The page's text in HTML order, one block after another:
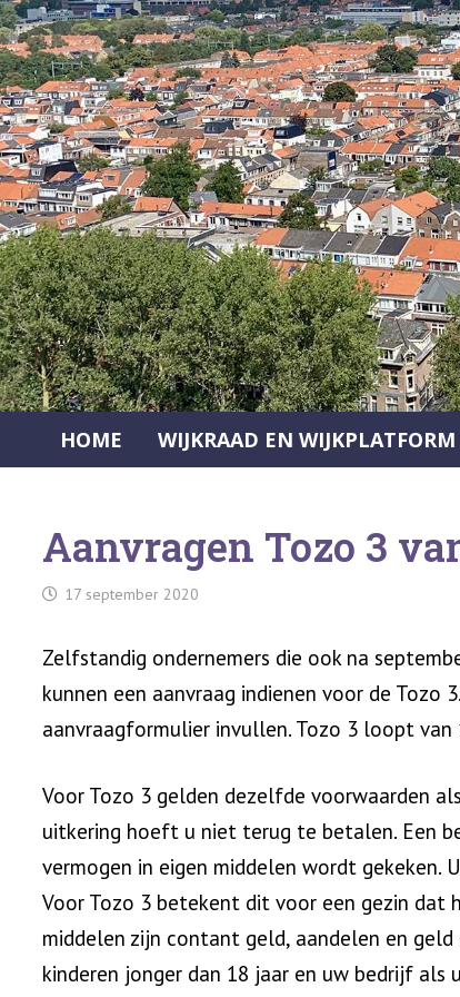
Ga
naar
de
inhoud
HOME WIJKRAAD EN WIJKPLATFORM
Aanvragen Tozo 3
17 september 2020
Zelfstandig ondernemers die ook na
kunnen een aanvraag indienen voor de
aanvraagformulier invullen. Tozo 3 loopt
Voor Tozo 3 gelden dezelfde voorwaarden
uitkering hoeft u niet terug te betalen. Een
vermogen in eigen middelen wordt gekeken.
Voor Tozo 3 betekent dit voor een gezin dat
middelen zijn contant geld, aandelen en
kinderen jonger dan 18 jaar en uw bedrijf als